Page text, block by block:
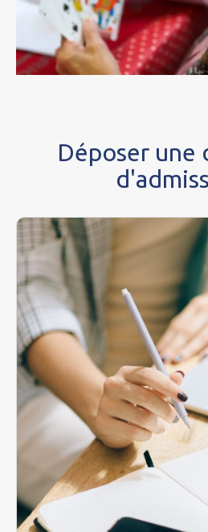
Déposer une
Pour effectuer une
notre établissement, nous
Vous inscrire
plateforme de
santé ‘’Via Trajectoire’’